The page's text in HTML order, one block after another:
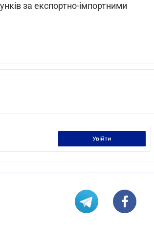
за експортно-імпортними
увійти